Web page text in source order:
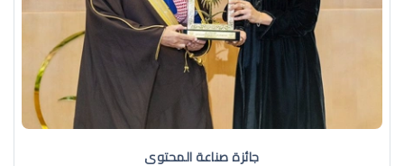
جائزة صناعة المحتوى